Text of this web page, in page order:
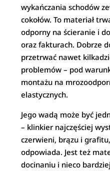
wykańczania schodów
cokołów. To materiał
odporny na ścieranie i
oraz fakturach. Dobrze
przetrwać nawet
problemów – pod
montażu na
elastycznych.
Jego wadą może być
– klinkier najczęściej
czerwieni, brązu i
odpowiada. Jest też
docinaniu i nieco